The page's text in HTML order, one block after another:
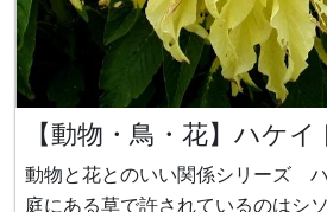
【動物・鳥・花】ハケイ
動物と花とのいい関係シリーズ ハ
庭にある草で許されているのはシ